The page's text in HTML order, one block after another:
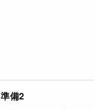
準備2